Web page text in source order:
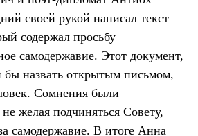
своей рукой написал текст
содержал просьбу
самодержавие. Этот документ,
назвать открытым письмом,
Сомнения были
желая подчиняться Совету,
самодержавие. В итоге Анна